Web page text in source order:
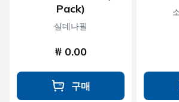
Pack)
실데나필
₩ 0.00
구매